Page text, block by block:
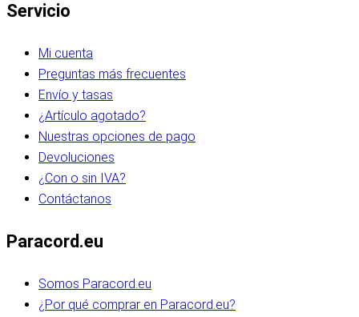
Servicio
Mi cuenta
Preguntas más frecuentes
Envío y tasas
¿Artículo agotado?
Nuestras opciones de pago
Devoluciones
¿Con o sin IVA?
Contáctanos
Paracord.eu
Somos Paracord.eu
¿Por qué comprar en Paracord.eu?